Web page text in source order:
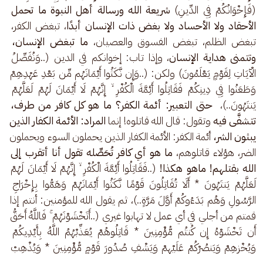
(فَإِخْوَانُكُمْ فِي الدِّينِ) شريعة الله ورسالة أهل النبوة ما تحمل
الأحقاد ولا الأحساد ولا بغض ذات الإنسان أبدًا، تبغض الكفر،
تبغض الظلم، تبغض الفسوق والعصيان، ما تبغض الإنسان،
وتتمنى هداية الإنسان، وإذا تاب: إخوانكم في الدين (..وَنُفَصِّلُ
الْآيَاتِ لِقَوْمٍ يَعْلَمُونَ) ولكن: (..وَإِن نَّكَثُوا أَيْمَانَهُم مِّن بَعْدِ عَهْدِهِمْ
وَطَعَنُوا فِي دِينِكُمْ فَقَاتِلُوا أَئِمَّةَ الْكُفْرِ ۙ إِنَّهُمْ لَا أَيْمَانَ لَهُمْ لَعَلَّهُمْ
يَنتَهُونَ..)، حتى التعبير: أئمة الكفر؟ ما هو كل كافر من طرف،
تتشفَّى فيه وتقول: قال الله قاتلوه! إنما المراد: الأئمة الكفار الذين
يبثون الشر، أئمة الكفر: الأئمة الكفار الذين يحملون السوء ويحملون
الضر، هؤلاء قاتلوهم، ما هو أي كافر تُحَصِّله تقول أنا أتقرب إلى
الله بقتلهم! ماهو هكذا! (..فَقَاتِلُوا أَئِمَّةَ الْكُفْرِ ۙ إِنَّهُمْ لَا أَيْمَانَ لَهُمْ
لَعَلَّهُمْ يَنتَهُونَ * أَلَا تُقَاتِلُونَ قَوْمًا نَّكَثُوا أَيْمَانَهُمْ وَهَمُّوا بِإِخْرَاجِ
الرَّسُولِ وَهُم بَدَءُوكُمْ أَوَّلَ مَرَّةٍ..)، ثم يقول الله للمؤمنين: أنتم إذا
قمتم من أجلي في أي عمل لا تهابوا غيري (..أَتَخْشَوْنَهُمْ ۚ فَاللَّهُ أَحَقُّ
أَن تَخْشَوْهُ إِن كُنتُم مُّؤْمِنِينَ * قَاتِلُوهُمْ يُعَذِّبْهُمُ اللَّهُ بِأَيْدِيكُمْ
وَيُخْزِهِمْ وَيَنصُرْكُمْ عَلَيْهِمْ وَيَشْفِ صُدُورَ قَوْمٍ مُّؤْمِنِينَ * وَيُذْهِبْ